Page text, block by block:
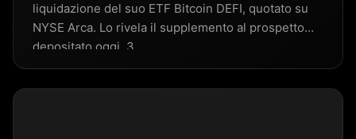
liquidazione del suo ETF Bitcoin DEFI, quotato su
NYSE Arca. Lo rivela il supplemento al prospetto
depositato oggi, 3…